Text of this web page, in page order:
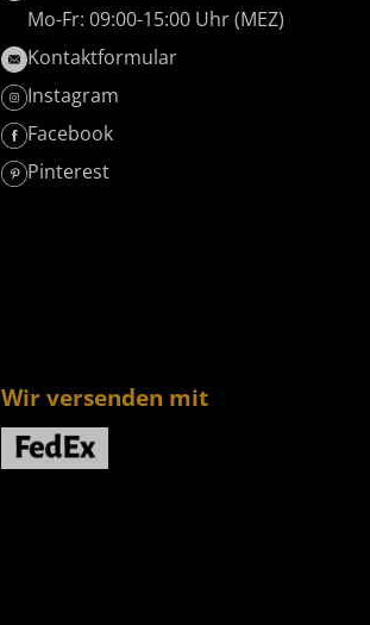
Mo-Fr: 09:00-15:00 Uhr (MEZ)
Kontaktformular
Instagram
Facebook
Pinterest
Wir versenden mit